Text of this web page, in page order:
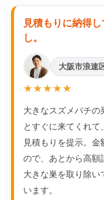
見積もりに納得
し。
大阪市浪
★★★★★
大きなスズメバチの
とすぐに来てくれ
見積もりを提示。
ので、あとから高額
大きな巣を取り除い
います。